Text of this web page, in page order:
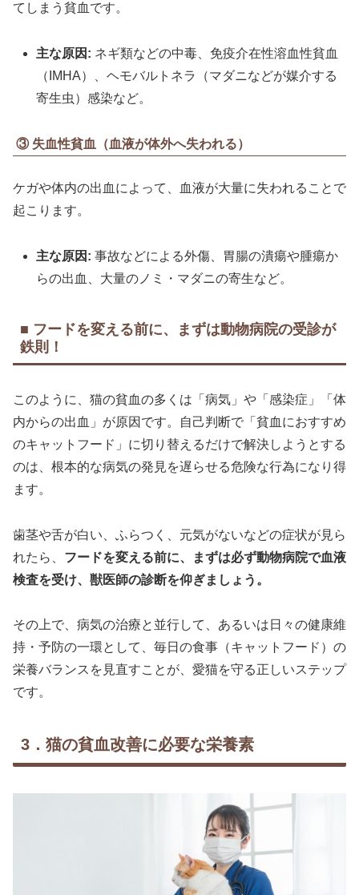
てしまう貧血です。
主な原因: ネギ類などの中毒、免疫介在性溶血性貧血
（IMHA）、ヘモバルトネラ（マダニなどが媒介する
寄生虫）感染など。
③ 失血性貧血（血液が体外へ失われる）
ケガや体内の出血によって、血液が大量に失われることで
起こります。
主な原因: 事故などによる外傷、胃腸の潰瘍や腫瘍か
らの出血、大量のノミ・マダニの寄生など。
■ フードを変える前に、まずは動物病院の受診が
鉄則！
このように、猫の貧血の多くは「病気」や「感染症」「体
内からの出血」が原因です。自己判断で「貧血におすすめ
のキャットフード」に切り替えるだけで解決しようとする
のは、根本的な病気の発見を遅らせる危険な行為になり得
ます。
歯茎や舌が白い、ふらつく、元気がないなどの症状が見ら
れたら、 フードを変える前に、まずは必ず動物病院で血液
検査を受け、獣医師の診断を仰ぎましょう。
その上で、病気の治療と並行して、あるいは日々の健康維
持・予防の一環として、毎日の食事（キャットフード）の
栄養バランスを見直すことが、愛猫を守る正しいステップ
です。
3．猫の貧血改善に必要な栄養素